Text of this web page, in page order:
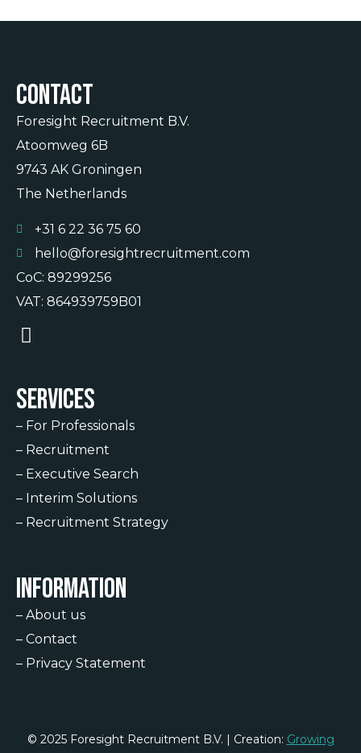
Contact
Foresight Recruitment B.V.
Atoomweg 6B
9743 AK Groningen
The Netherlands
+31 6 22 36 75 60
hello@foresightrecruitment.com
CoC: 89299256
VAT: 864939759B01
Services
– For Professionals
– Recruitment
– Executive Search
– Interim Solutions
– Recruitment Strategy
Information
– About us
– Contact
– Privacy Statement
© 2025 Foresight Recruitment B.V. | Creation: Growing